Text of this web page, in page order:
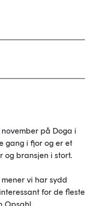
på Doga i
gang i fjor og er et
og bransjen i stort.
vi har sydd
for de fleste